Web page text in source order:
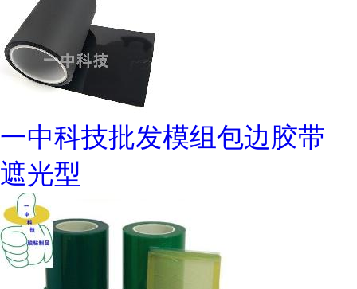
一中科技批发模组包边胶带
遮光型